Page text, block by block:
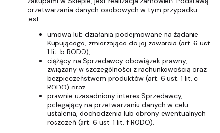
przetwarzania danych osobowych w tym przypadku
jest:
umowa lub działania podejmowane na żądanie
Kupującego, zmierzające do jej zawarcia (art. 6 ust.
1 lit. b RODO),
ciążący na Sprzedawcy obowiązek prawny,
związany w szczególności z rachunkowością oraz
bezpieczeństwem produktów (art. 6 ust. 1 lit. c
RODO) oraz
prawnie uzasadniony interes Sprzedawcy,
polegający na przetwarzaniu danych w celu
ustalenia, dochodzenia lub obrony ewentualnych
roszczeń (art. 6 ust. 1 lit. f RODO).